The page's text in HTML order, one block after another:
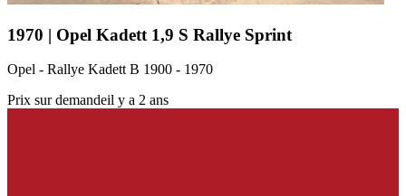
1970 | Opel Kadett 1,9 S Rallye Sprint
Opel - Rallye Kadett B 1900 - 1970
Prix sur demandeil y a 2 ans